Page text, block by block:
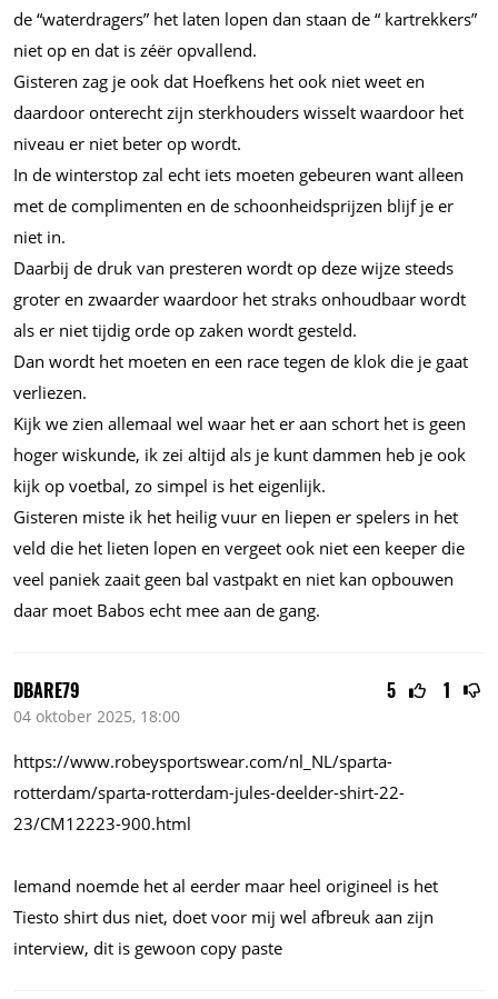
de “waterdragers” het laten lopen dan staan de “ kartrekkers”
niet op en dat is zéër opvallend.
Gisteren zag je ook dat Hoefkens het ook niet weet en
daardoor onterecht zijn sterkhouders wisselt waardoor het
niveau er niet beter op wordt.
In de winterstop zal echt iets moeten gebeuren want alleen
met de complimenten en de schoonheidsprijzen blijf je er
niet in.
Daarbij de druk van presteren wordt op deze wijze steeds
groter en zwaarder waardoor het straks onhoudbaar wordt
als er niet tijdig orde op zaken wordt gesteld.
Dan wordt het moeten en een race tegen de klok die je gaat
verliezen.
Kijk we zien allemaal wel waar het er aan schort het is geen
hoger wiskunde, ik zei altijd als je kunt dammen heb je ook
kijk op voetbal, zo simpel is het eigenlijk.
Gisteren miste ik het heilig vuur en liepen er spelers in het
veld die het lieten lopen en vergeet ook niet een keeper die
veel paniek zaait geen bal vastpakt en niet kan opbouwen
daar moet Babos echt mee aan de gang.
5 1
DBARE79
04 oktober 2025, 18:00
https://www.robeysportswear.com/nl_NL/sparta-
rotterdam/sparta-rotterdam-jules-deelder-shirt-22-
23/CM12223-900.html
Iemand noemde het al eerder maar heel origineel is het
Tiesto shirt dus niet, doet voor mij wel afbreuk aan zijn
interview, dit is gewoon copy paste